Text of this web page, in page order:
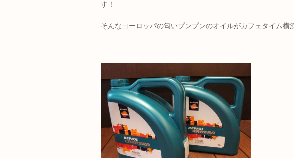
す！
そんなヨーロッパの匂いプンプンのオイルがカフェタイム横